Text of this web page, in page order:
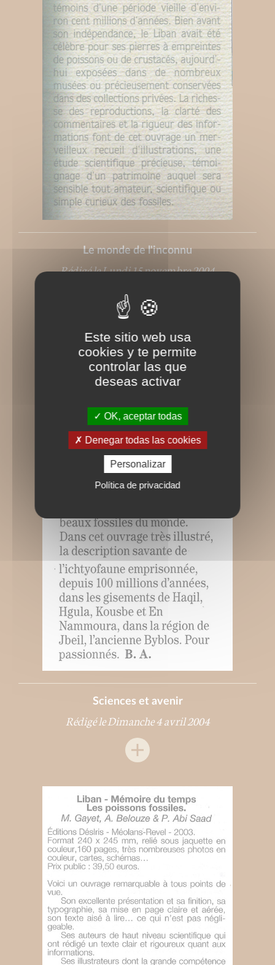
Le monde de l'inconnu
Rédigé le Lundi 15 novembre 2004
Sciences et avenir
Rédigé le Dimanche 4 avril 2004
Este sitio web usa
cookies y te permite
controlar las que
deseas activar
OK, aceptar todas
Denegar todas las cookies
Personalizar
Política de privacidad